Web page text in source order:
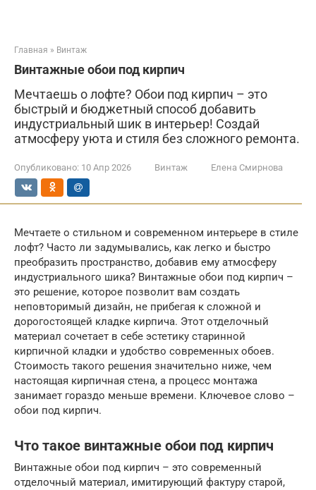
Главная » Винтаж
Винтажные обои под кирпич
Мечтаешь о лофте? Обои под кирпич – это
быстрый и бюджетный способ добавить
индустриальный шик в интерьер! Создай
атмосферу уюта и стиля без сложного ремонта.
Опубликовано: 10 Апр 2026 Винтаж Елена Смирнова
Мечтаете о стильном и современном интерьере в стиле
лофт? Часто ли задумывались, как легко и быстро
преобразить пространство, добавив ему атмосферу
индустриального шика? Винтажные обои под кирпич –
это решение, которое позволит вам создать
неповторимый дизайн, не прибегая к сложной и
дорогостоящей кладке кирпича. Этот отделочный
материал сочетает в себе эстетику старинной
кирпичной кладки и удобство современных обоев.
Стоимость такого решения значительно ниже, чем
настоящая кирпичная стена, а процесс монтажа
занимает гораздо меньше времени. Ключевое слово –
обои под кирпич.
Что такое винтажные обои под кирпич
Винтажные обои под кирпич – это современный
отделочный материал, имитирующий фактуру старой,